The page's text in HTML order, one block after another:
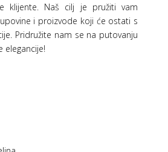
klijente. Naš cilj je pružiti vam
i proizvode koji će ostati s
Pridružite nam se na putovanju
elegancije!